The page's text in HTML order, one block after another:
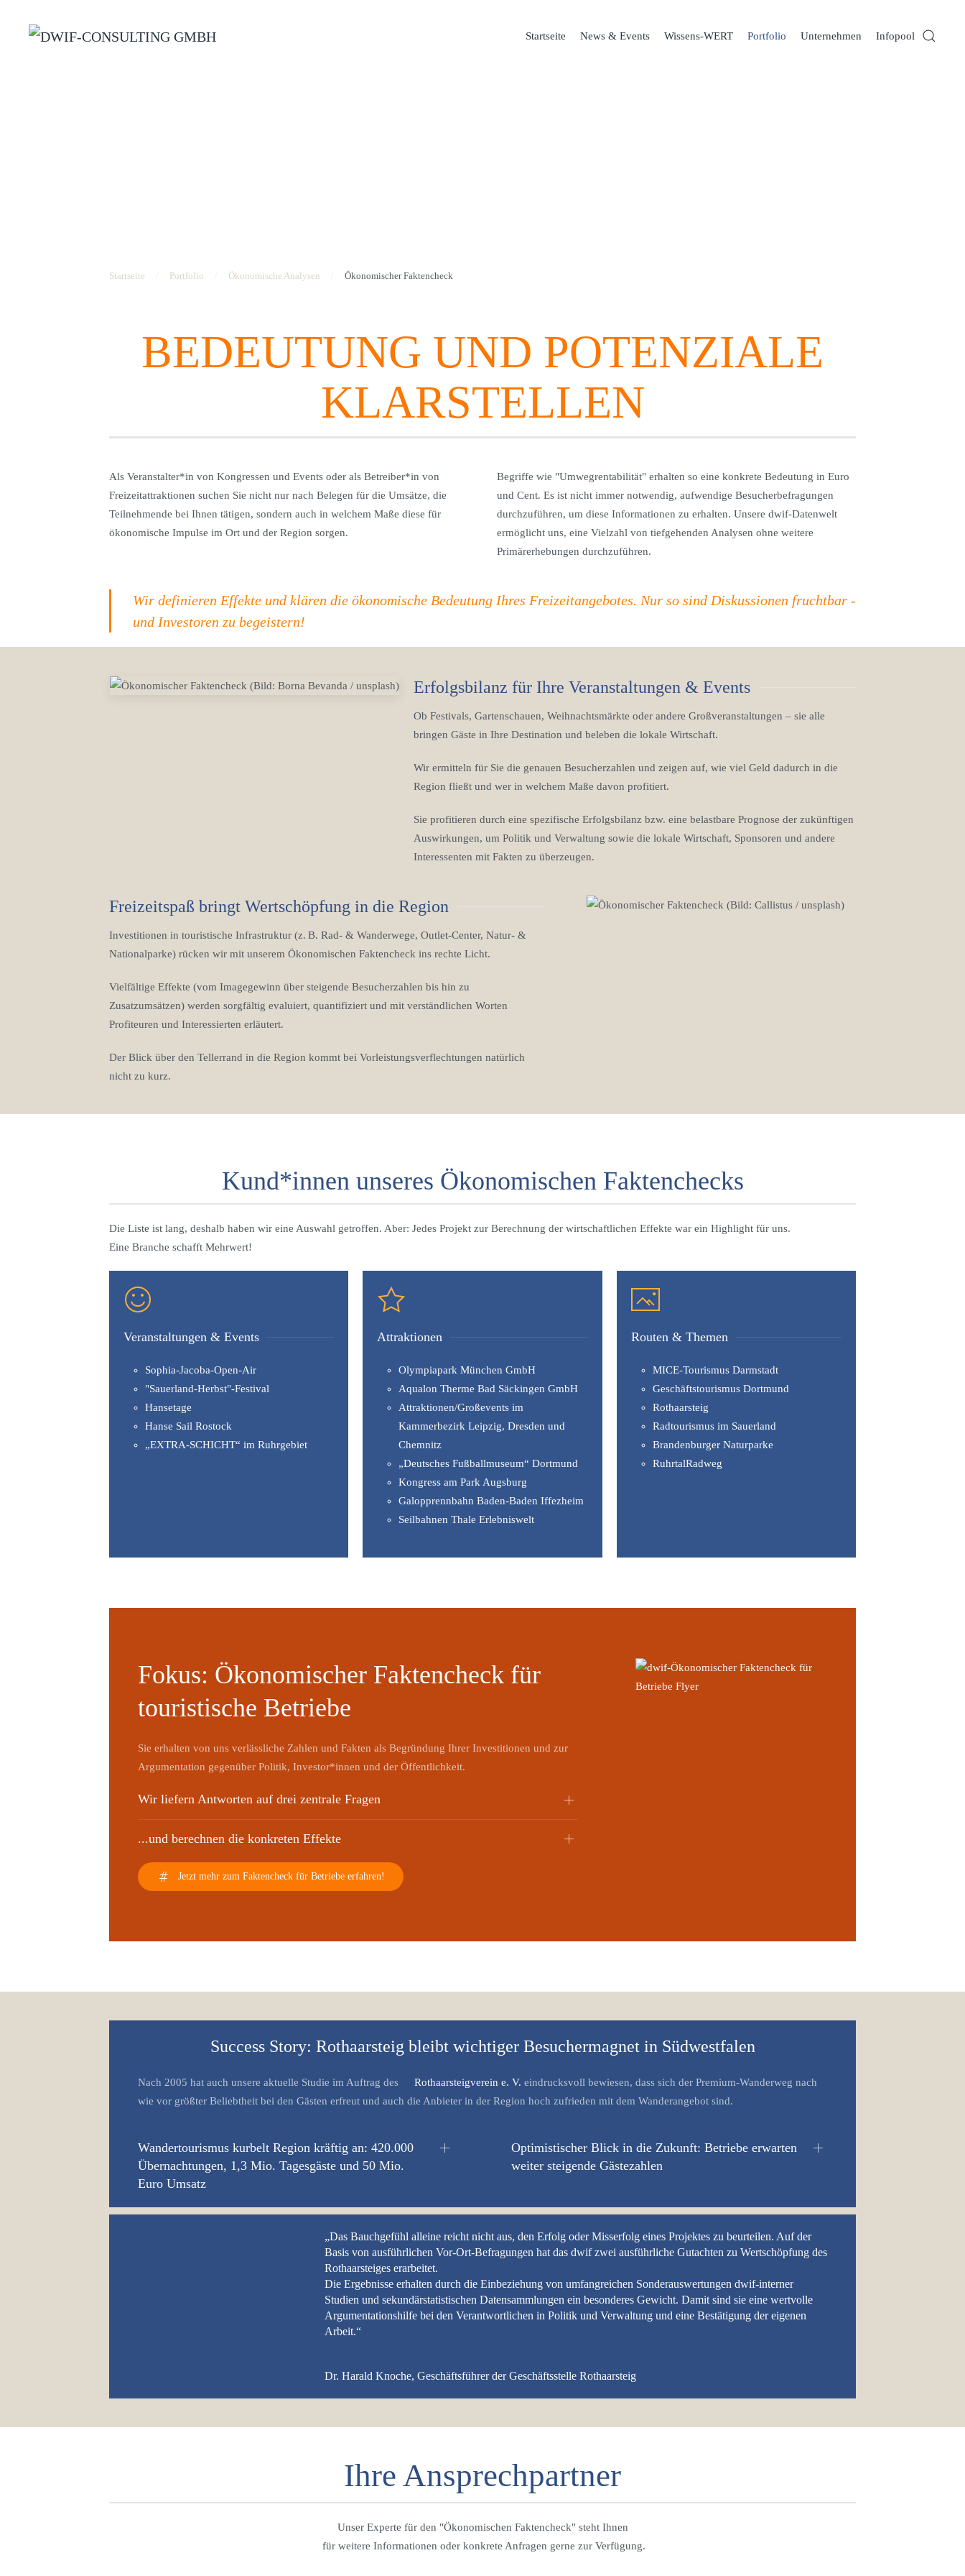
Zum Hauptinhalt springen Startseite News & Events Wissens-WERT Portfolio Unternehmen Infopool
Startseite Portfolio Ökonomische Analysen Ökonomischer Faktencheck
BEDEUTUNG UND POTENZIALE
KLARSTELLEN
Als Veranstalter*in von Kongressen und Events oder als Betreiber*in von
Freizeitattraktionen suchen Sie nicht nur nach Belegen für die Umsätze, die
Teilnehmende bei Ihnen tätigen, sondern auch in welchem Maße diese für
ökonomische Impulse im Ort und der Region sorgen.
Begriffe wie "Umwegrentabilität" erhalten so eine konkrete Bedeutung in Euro
und Cent. Es ist nicht immer notwendig, aufwendige Besucherbefragungen
durchzuführen, um diese Informationen zu erhalten. Unsere dwif-Datenwelt
ermöglicht uns, eine Vielzahl von tiefgehenden Analysen ohne weitere
Primärerhebungen durchzuführen.
Wir definieren Effekte und klären die ökonomische Bedeutung Ihres Freizeitangebotes. Nur so sind Diskussionen fruchtbar -
und Investoren zu begeistern!
Erfolgsbilanz für Ihre Veranstaltungen & Events
Ob Festivals, Gartenschauen, Weihnachtsmärkte oder andere Großveranstaltungen – sie alle
bringen Gäste in Ihre Destination und beleben die lokale Wirtschaft.
Wir ermitteln für Sie die genauen Besucherzahlen und zeigen auf, wie viel Geld dadurch in die
Region fließt und wer in welchem Maße davon profitiert.
Sie profitieren durch eine spezifische Erfolgsbilanz bzw. eine belastbare Prognose der zukünftigen
Auswirkungen, um Politik und Verwaltung sowie die lokale Wirtschaft, Sponsoren und andere
Interessenten mit Fakten zu überzeugen.
Freizeitspaß bringt Wertschöpfung in die Region
Investitionen in touristische Infrastruktur (z. B. Rad- & Wanderwege, Outlet-Center, Natur- &
Nationalparke) rücken wir mit unserem Ökonomischen Faktencheck ins rechte Licht.
Vielfältige Effekte (vom Imagegewinn über steigende Besucherzahlen bis hin zu
Zusatzumsätzen) werden sorgfältig evaluiert, quantifiziert und mit verständlichen Worten
Profiteuren und Interessierten erläutert.
Der Blick über den Tellerrand in die Region kommt bei Vorleistungsverflechtungen natürlich
nicht zu kurz.
Kund*innen unseres Ökonomischen Faktenchecks
Die Liste ist lang, deshalb haben wir eine Auswahl getroffen. Aber: Jedes Projekt zur Berechnung der wirtschaftlichen Effekte war ein Highlight für uns.
Eine Branche schafft Mehrwert!
Veranstaltungen & Events
Sophia-Jacoba-Open-Air
"Sauerland-Herbst"-Festival
Hansetage
Hanse Sail Rostock
„EXTRA-SCHICHT“ im Ruhrgebiet
Attraktionen
Olympiapark München GmbH
Aqualon Therme Bad Säckingen GmbH
Attraktionen/Großevents im
Kammerbezirk Leipzig, Dresden und
Chemnitz
„Deutsches Fußballmuseum“ Dortmund
Kongress am Park Augsburg
Galopprennbahn Baden-Baden Iffezheim
Seilbahnen Thale Erlebniswelt
Routen & Themen
MICE-Tourismus Darmstadt
Geschäftstourismus Dortmund
Rothaarsteig
Radtourismus im Sauerland
Brandenburger Naturparke
RuhrtalRadweg
Fokus: Ökonomischer Faktencheck für
touristische Betriebe
Sie erhalten von uns verlässliche Zahlen und Fakten als Begründung Ihrer Investitionen und zur
Argumentation gegenüber Politik, Investor*innen und der Öffentlichkeit.
Wir liefern Antworten auf drei zentrale Fragen
...und berechnen die konkreten Effekte
Jetzt mehr zum Faktencheck für Betriebe erfahren!
Success Story: Rothaarsteig bleibt wichtiger Besuchermagnet in Südwestfalen
Nach 2005 hat auch unsere aktuelle Studie im Auftrag des Rothaarsteigverein e. V. eindrucksvoll bewiesen, dass sich der Premium-Wanderweg nach
wie vor größter Beliebtheit bei den Gästen erfreut und auch die Anbieter in der Region hoch zufrieden mit dem Wanderangebot sind.
Wandertourismus kurbelt Region kräftig an: 420.000
Übernachtungen, 1,3 Mio. Tagesgäste und 50 Mio.
Euro Umsatz
Optimistischer Blick in die Zukunft: Betriebe erwarten
weiter steigende Gästezahlen
„Das Bauchgefühl alleine reicht nicht aus, den Erfolg oder Misserfolg eines Projektes zu beurteilen. Auf der
Basis von ausführlichen Vor-Ort-Befragungen hat das dwif zwei ausführliche Gutachten zu Wertschöpfung des
Rothaarsteiges erarbeitet.
Die Ergebnisse erhalten durch die Einbeziehung von umfangreichen Sonderauswertungen dwif-interner
Studien und sekundärstatistischen Datensammlungen ein besonderes Gewicht. Damit sind sie eine wertvolle
Argumentationshilfe bei den Verantwortlichen in Politik und Verwaltung und eine Bestätigung der eigenen
Arbeit.“
Dr. Harald Knoche, Geschäftsführer der Geschäftsstelle Rothaarsteig
Ihre Ansprechpartner
Unser Experte für den "Ökonomischen Faktencheck" steht Ihnen
für weitere Informationen oder konkrete Anfragen gerne zur Verfügung.